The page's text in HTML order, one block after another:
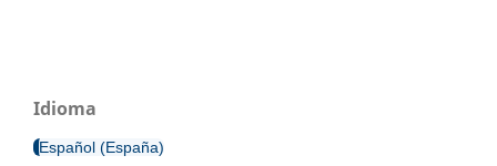
Idioma
Español (España)